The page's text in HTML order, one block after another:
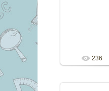
236